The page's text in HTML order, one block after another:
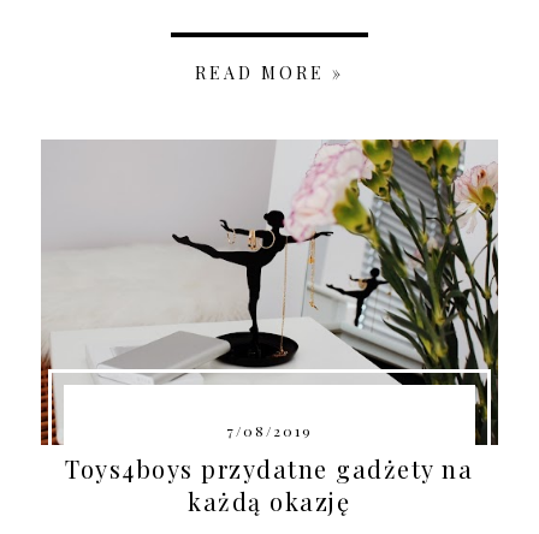
READ MORE »
7/08/2019
Toys4boys przydatne gadżety na
każdą okazję